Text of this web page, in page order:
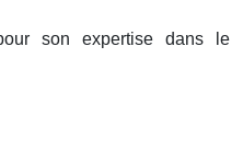
son expertise dans le